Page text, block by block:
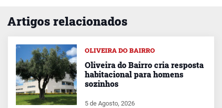
Artigos relacionados
OLIVEIRA DO BAIRRO
Oliveira do Bairro cria resposta
habitacional para homens
sozinhos
5 de Agosto, 2026